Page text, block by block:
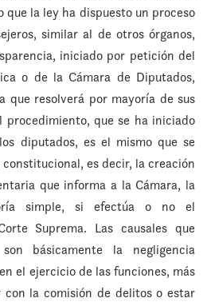
la ley ha dispuesto un proceso
similar al de otros órganos,
iniciado por petición del
o de la Cámara de Diputados,
que resolverá por mayoría de sus
procedimiento, que se ha iniciado
diputados, es el mismo que se
es decir, la creación
que informa a la Cámara, la
simple, si efectúa o no el
Suprema. Las causales que
básicamente la negligencia
el ejercicio de las funciones, más
la comisión de delitos o estar